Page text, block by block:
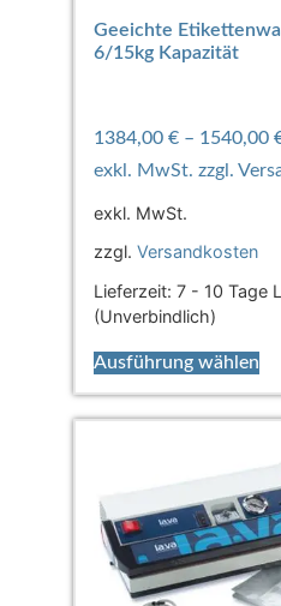
Geeichte
6/15kg Kapazität
1384,00 €– 1540,00
exkl. MwSt.
zzgl. Versandkosten
Lieferzeit: 7 - 10 Tage
(Unverbindlich)
Ausführung wählen